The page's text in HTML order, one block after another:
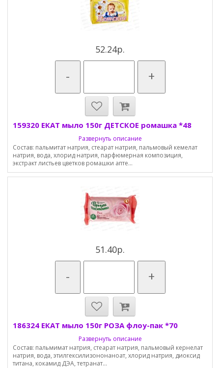
52.24р.
- +
159320 ЕКАТ мыло 150г ДЕТСКОЕ ромашка *48
Развернуть описание
Состав: пальмитат натрия, стеарат натрия, пальмовый кемелат
натрия, вода, хлорид натрия, парфюмерная композиция,
экстракт листьев цветков ромашки апте...
51.40р.
- +
186324 ЕКАТ мыло 150г РОЗА флоу-пак *70
Развернуть описание
Состав: пальмимат натрия, стеарат натрия, пальмовый кернелат
натрия, вода, этилгексилизононаноат, хлорид натрия, диоксид
титана, кокамид ДЭА, тетранат...